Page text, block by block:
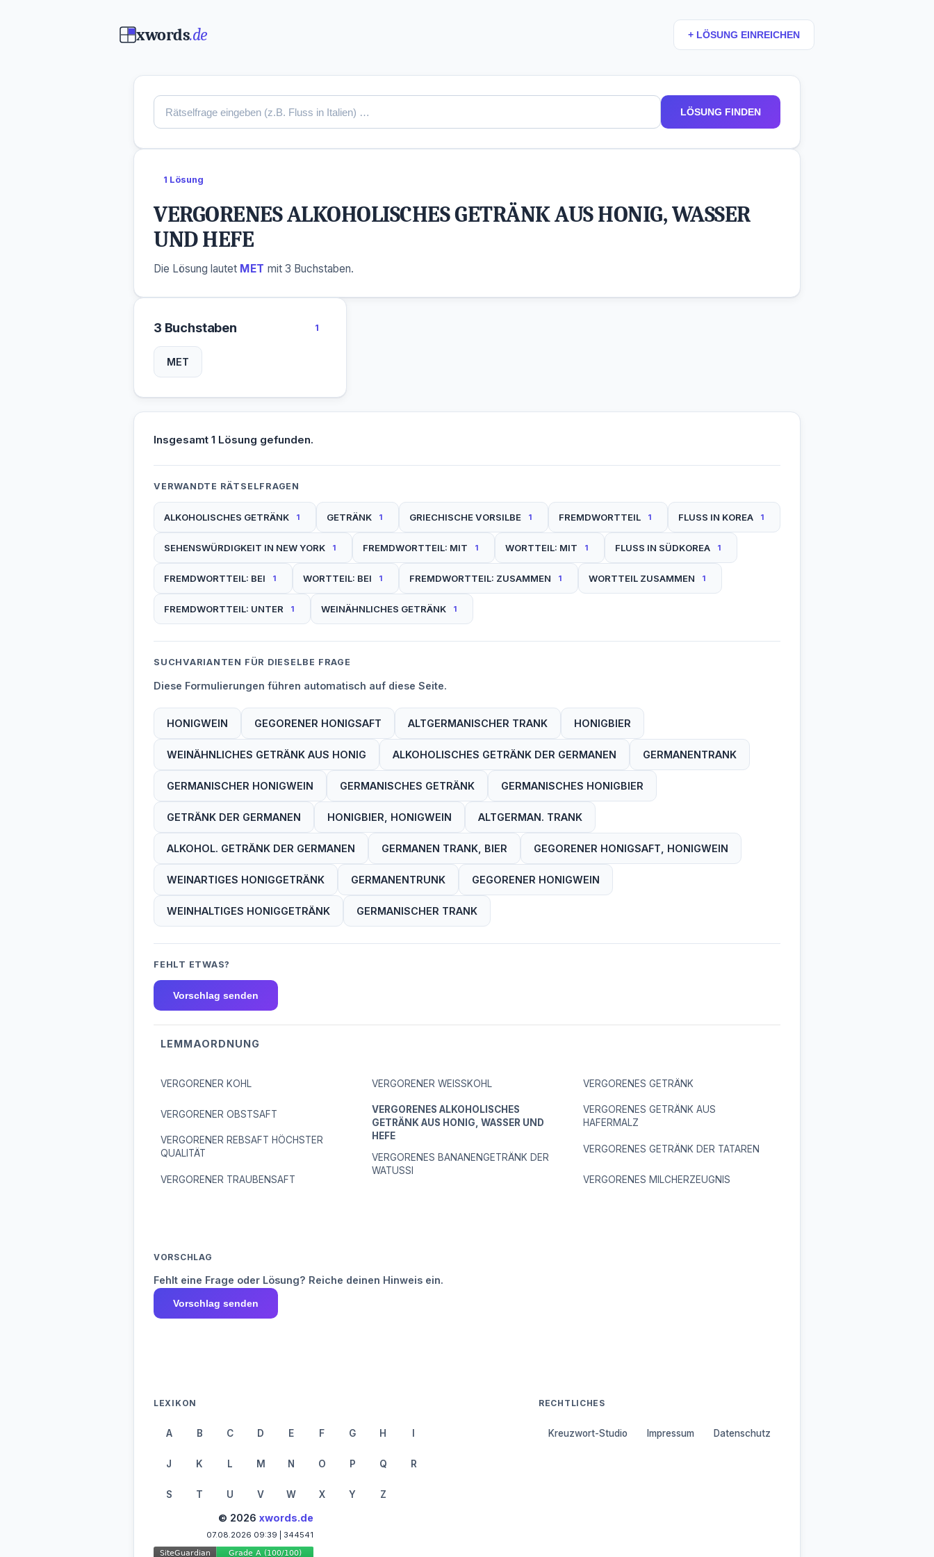
xwords.de + LÖSUNG EINREICHEN
LÖSUNG FINDEN
1 Lösung
VERGORENES ALKOHOLISCHES GETRÄNK AUS HONIG, WASSER
UND HEFE
Die Lösung lautet MET mit 3 Buchstaben.
3 Buchstaben 1
MET
Insgesamt 1 Lösung gefunden.
VERWANDTE RÄTSELFRAGEN
ALKOHOLISCHES GETRÄNK 1 GETRÄNK 1 GRIECHISCHE VORSILBE 1 FREMDWORTTEIL 1 FLUSS IN KOREA 1
SEHENSWÜRDIGKEIT IN NEW YORK 1 FREMDWORTTEIL: MIT 1 WORTTEIL: MIT 1 FLUSS IN SÜDKOREA 1
FREMDWORTTEIL: BEI 1 WORTTEIL: BEI 1 FREMDWORTTEIL: ZUSAMMEN 1 WORTTEIL ZUSAMMEN 1
FREMDWORTTEIL: UNTER 1 WEINÄHNLICHES GETRÄNK 1
SUCHVARIANTEN FÜR DIESELBE FRAGE
Diese Formulierungen führen automatisch auf diese Seite.
HONIGWEIN GEGORENER HONIGSAFT ALTGERMANISCHER TRANK HONIGBIER
WEINÄHNLICHES GETRÄNK AUS HONIG ALKOHOLISCHES GETRÄNK DER GERMANEN GERMANENTRANK
GERMANISCHER HONIGWEIN GERMANISCHES GETRÄNK GERMANISCHES HONIGBIER
GETRÄNK DER GERMANEN HONIGBIER, HONIGWEIN ALTGERMAN. TRANK
ALKOHOL. GETRÄNK DER GERMANEN GERMANEN TRANK, BIER GEGORENER HONIGSAFT, HONIGWEIN
WEINARTIGES HONIGGETRÄNK GERMANENTRUNK GEGORENER HONIGWEIN
WEINHALTIGES HONIGGETRÄNK GERMANISCHER TRANK
FEHLT ETWAS?
Vorschlag senden
LEMMAORDNUNG
VERGORENER KOHL
VERGORENER OBSTSAFT
VERGORENER REBSAFT HÖCHSTER
QUALITÄT
VERGORENER TRAUBENSAFT
VERGORENER WEISSKOHL
VERGORENES ALKOHOLISCHES
GETRÄNK AUS HONIG, WASSER UND
HEFE
VERGORENES BANANENGETRÄNK DER
WATUSSI
VERGORENES GETRÄNK
VERGORENES GETRÄNK AUS
HAFERMALZ
VERGORENES GETRÄNK DER TATAREN
VERGORENES MILCHERZEUGNIS
VORSCHLAG
Fehlt eine Frage oder Lösung? Reiche deinen Hinweis ein.
Vorschlag senden
LEXIKON
A B C D E F G H I
J K L M N O P Q R
S T U V W X Y Z
RECHTLICHES
Kreuzwort-Studio Impressum Datenschutz
© 2026 xwords.de
07.08.2026 09:39 | 344541